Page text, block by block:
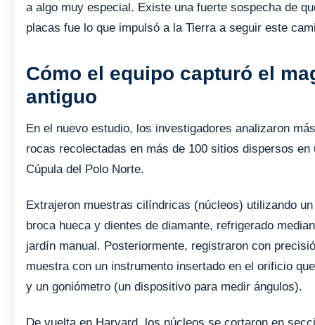
a algo muy especial. Existe una fuerte sospecha de
placas fue lo que impulsó a la Tierra a seguir este
Cómo el equipo capturó el
antiguo
En el nuevo estudio, los investigadores analizaron
rocas recolectadas en más de 100 sitios dispersos en
Cúpula del Polo Norte.
Extrajeron muestras cilíndricas (núcleos) utilizando
broca hueca y dientes de diamante, refrigerado
jardín manual. Posteriormente, registraron con
muestra con un instrumento insertado en el orificio
y un goniómetro (un dispositivo para medir ángulos).